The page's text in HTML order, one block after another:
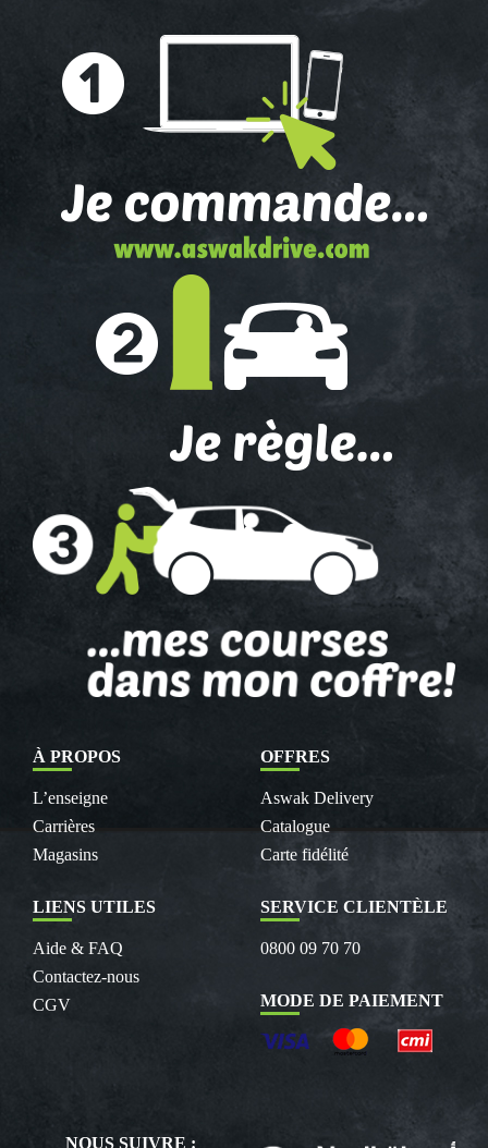
À PROPOS
L’enseigne
Carrières
Magasins
OFFRES
Aswak Delivery
Catalogue
Carte fidélité
LIENS UTILES
Aide & FAQ
Contactez-nous
CGV
SERVICE CLIENTÈLE
0800 09 70 70
MODE DE PAIEMENT
NOUS SUIVRE :